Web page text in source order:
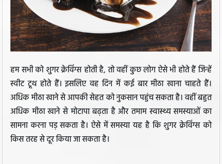
हम सभी को शुगर क्रेविंग्स होती है, तो वहीं कुछ लोग ऐसे भी होते हैं जिन्हें
स्वीट टूथ होते हैं। इसलिए वह दिन में कई बार मीठा खाना चाहते हैं।
अधिक मीठा खाने से आपकी सेहत को नुकसान पहुंच सकता है। वहीं बहुत
अधिक मीठा खाने से मोटापा बढ़ता है और तमाम स्वास्थ्य समस्याओं का
सामना करना पड़ सकता है। ऐसे में समस्या यह है कि शुगर क्रेविंग्स को
किस तरह से दूर किया जा सकता है।